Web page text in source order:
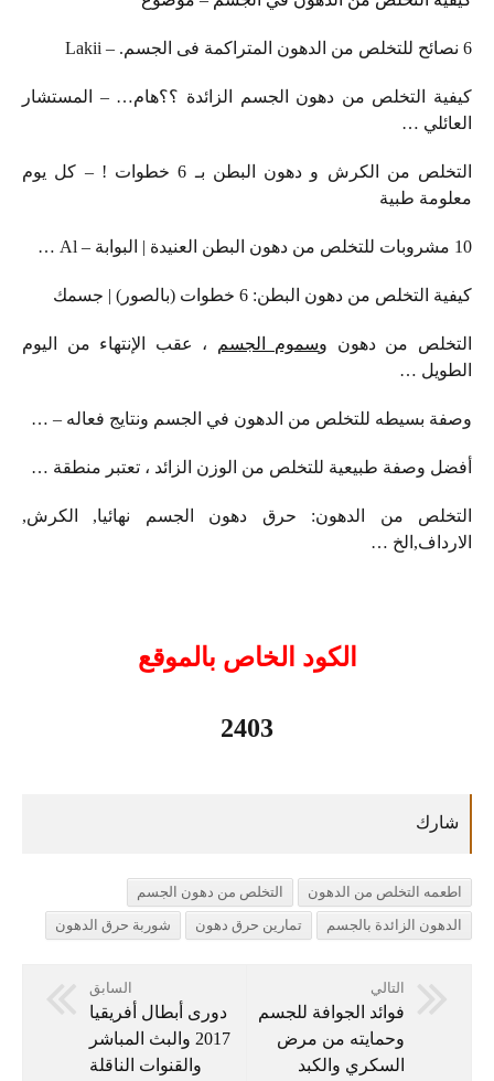
6 نصائح للتخلص من الدهون المتراكمة فى الجسم. – Lakii
كيفية التخلص من دهون الجسم الزائدة ؟؟هام… – المستشار
العائلي …
التخلص من الكرش و دهون البطن بـ 6 خطوات ! – كل يوم
معلومة طبية
10 مشروبات للتخلص من دهون البطن العنيدة | البوابة – Al …
كيفية التخلص من دهون البطن: 6 خطوات (بالصور) | جسمك
التخلص من دهون وسموم الجسم
، عقب الإنتهاء من اليوم
الطويل …
وصفة بسيطه للتخلص من الدهون في الجسم ونتايج فعاله – …
أفضل وصفة طبيعية للتخلص من الوزن الزائد ، تعتبر منطقة …
التخلص من الدهون: حرق دهون الجسم نهائيا, الكرش,
الارداف,الخ …
الكود الخاص بالموقع
2403
اطعمه التخلص من الدهون
التخلص من دهون الجسم
الدهون الزائدة بالجسم
تمارين حرق دهون شوربة حرق الدهون
التالي
فوائد الجوافة للجسم
وحمايته من مرض
السكري والكبد
السابق
دورى أبطال أفريقيا
2017 والبث المباشر
والقنوات الناقلة